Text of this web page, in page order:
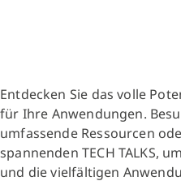
Entdecken Sie das volle
für Ihre Anwendungen.
umfassende Ressourcen
spannenden TECH TALKS,
und die vielfältigen